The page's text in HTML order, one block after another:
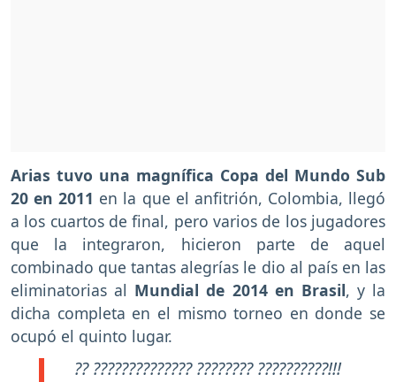
Arias tuvo una magnífica Copa del Mundo Sub
20 en 2011 en la que el anfitrión, Colombia, llegó
a los cuartos de final, pero varios de los jugadores
que la integraron, hicieron parte de aquel
combinado que tantas alegrías le dio al país en las
eliminatorias al Mundial de 2014 en Brasil, y la
dicha completa en el mismo torneo en donde se
ocupó el quinto lugar.
?? ?????????????? ???????? ??????????!!!